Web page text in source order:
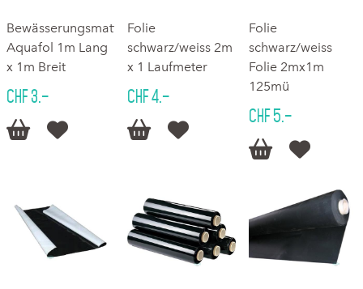
Bewässerungsmatte
Aquafol 1m Lang
x 1m Breit
CHF 3.–
 
Folie
schwarz/weiss 2m
x 1 Laufmeter
CHF 4.–
 
Folie
schwarz/weiss
Folie 2mx1m
125mü
CHF 5.–
 